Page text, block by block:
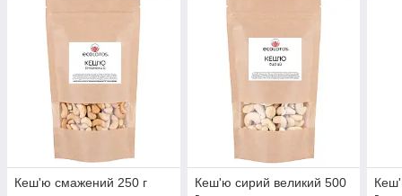
Кеш'ю смажений 250 г
Кеш'ю сирий великий 500